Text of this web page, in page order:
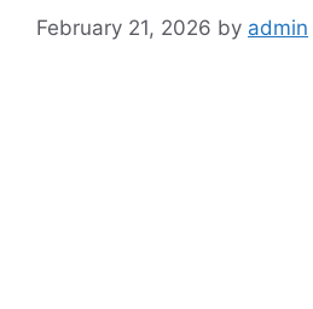
February 21, 2026 by admin